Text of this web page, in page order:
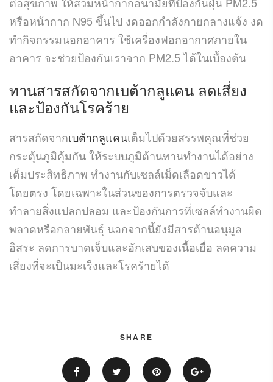
หรือหน้ากาก N95 ขึ้นไป งดออกกำลังกายกลางแจ้ง งด
ทำกิจกรรมนอกอาคาร ใช้เครื่องฟอกอากาศภายใน
อาคาร จะช่วยป้องกันเราจาก PM2.5 ได้ในเบื้องต้น
ทานสารสกัดจากเบต้ากลูแคน ลดเสี่ยง
และป้องกันโรคร้าย
สารสกัดจากเบต้ากลูแคนเต็มไปด้วยสรรพคุณที่ช่วย
กระตุ้นภูมิคุ้มกัน ให้ระบบภูมิต้านทานทำงานได้อย่าง
เต็มประสิทธิภาพ ทำงานกับเซลล์เม็ดเลือดขาวได้
โดยตรง โดยเฉพาะในส่วนของการตรวจจับและ
ทำลายสิ่งแปลกปลอม และป้องกันการที่เซลล์ทำงานผิด
พลาดหรือกลายพันธุ์ นอกจากนี้ยังมีสารต้านอนุมูล
อิสระ ลดการบาดเจ็บและอักเสบของเนื้อเยื่อ ลดความ
เสี่ยงที่จะเป็นมะเร็งและโรคร้ายได้
SHARE